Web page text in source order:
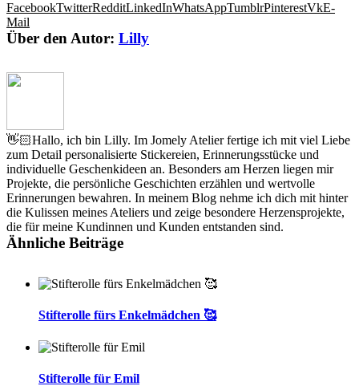
FacebookTwitterRedditLinkedInWhatsAppTumblrPinterestVkE-
Mail
Über den Autor: Lilly
👋🏻Hallo, ich bin Lilly. Im Jomely Atelier fertige ich mit viel Liebe
zum Detail personalisierte Stickereien, Erinnerungsstücke und
individuelle Geschenkideen an. Besonders am Herzen liegen mir
Projekte, die persönliche Geschichten erzählen und wertvolle
Erinnerungen bewahren. In meinem Blog nehme ich dich mit hinter
die Kulissen meines Ateliers und zeige besondere Herzensprojekte,
die für meine Kundinnen und Kunden entstanden sind.
Ähnliche Beiträge
Stifterolle fürs Enkelmädchen 🥰
Stifterolle für Emil